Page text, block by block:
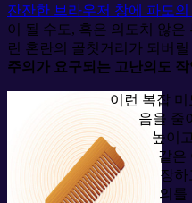
잔잔한 브라우저 창에 파도의
이 될 수도, 혹은 의도치 않
린 혼란의 골칫거리가 되버
주의가 요구되는 고난의도 작
이런 복잡
음을 줄
높이
같은
장하
의를